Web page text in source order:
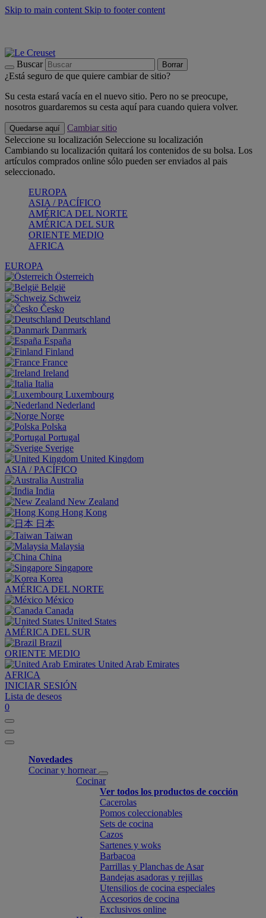
Skip to main content Skip to footer content
Buscar Borrar
¿Está seguro de que quiere cambiar de sitio?
Su cesta estará vacía en el nuevo sitio. Pero no se preocupe,
nosotros guardaremos su cesta aquí para cuando quiera volver.
Quedarse aquí
Cambiar sitio
Seleccione su localización Seleccione su localización
Cambiando su localización quitará los contenidos de su bolsa. Los
artículos comprados online sólo pueden ser enviados al pais
seleccionado.
EUROPA
ASIA / PACÍFICO
AMÉRICA DEL NORTE
AMÉRICA DEL SUR
ORIENTE MEDIO
AFRICA
EUROPA
Österreich
België
Schweiz
Česko
Deutschland
Danmark
España
Finland
France
Ireland
Italia
Luxembourg
Nederland
Norge
Polska
Portugal
Sverige
United Kingdom
ASIA / PACÍFICO
Australia
India
New Zealand
Hong Kong
日本
Taiwan
Malaysia
China
Singapore
Korea
AMÉRICA DEL NORTE
México
Canada
United States
AMÉRICA DEL SUR
Brazil
ORIENTE MEDIO
United Arab Emirates
AFRICA
INICIAR SESIÓN
Lista de deseos
0
Novedades
Cocinar y hornear
Cocinar
Ver todos los productos de cocción
Cacerolas
Pomos coleccionables
Sets de cocina
Cazos
Sartenes y woks
Barbacoa
Parrillas y Planchas de Asar
Bandejas asadoras y rejillas
Utensilios de cocina especiales
Accesorios de cocina
Exclusivos online